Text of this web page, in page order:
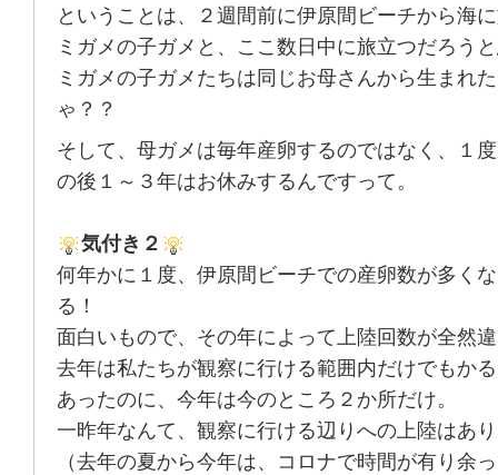
ということは、２週間前に伊原間ビーチから海
ミガメの子ガメと、ここ数日中に旅立つだろう
ミガメの子ガメたちは同じお母さんから生まれ
ゃ？？
そして、母ガメは毎年産卵するのではなく、１
の後１～３年はお休みするんですって。
気付き２
何年かに１度、伊原間ビーチでの産卵数が多く
る！
面白いもので、その年によって上陸回数が全然
去年は私たちが観察に行ける範囲内だけでもか
あったのに、今年は今のところ２か所だけ。
一昨年なんて、観察に行ける辺りへの上陸はあ
（去年の夏から今年は、コロナで時間が有り余